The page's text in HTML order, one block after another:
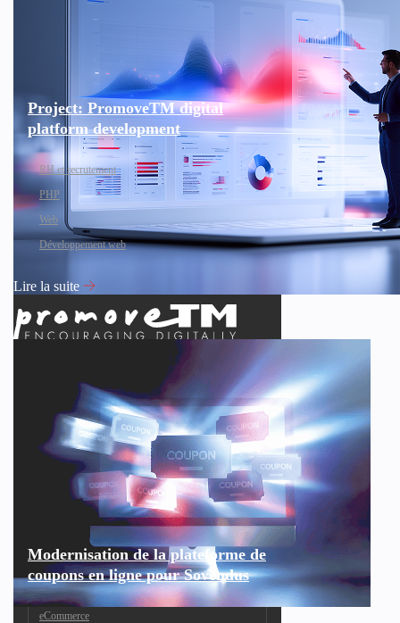
Project: PromoveTM digital
platform development
RH et recrutement
PHP
Web
Développement web
Lire la suite
Modernisation de la plateforme de
coupons en ligne pour Sovendus
eCommerce